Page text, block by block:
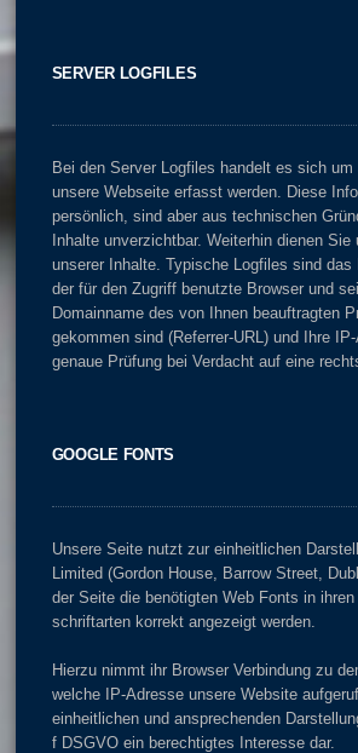
SERVER LOGFILES
Bei den Server Logfiles handelt es sich
unsere Webseite erfasst werden. Diese
persönlich, sind aber aus technischen
Inhalte unverzichtbar. Weiterhin dienen
unserer Inhalte. Typische Logfiles sind
der für den Zugriff benutzte Browser und
Domainname des von Ihnen beauftragten
gekommen sind (Referrer-URL) und Ihre
genaue Prüfung bei Verdacht auf eine
GOOGLE FONTS
Unsere Seite nutzt zur einheitlichen
Limited (Gordon House, Barrow Street,
der Seite die benötigten Web Fonts in
schriftarten korrekt angezeigt werden.
Hierzu nimmt ihr Browser Verbindung zu
welche IP-Adresse unsere Website
einheitlichen und ansprechenden
f DSGVO ein berechtigtes Interesse dar.